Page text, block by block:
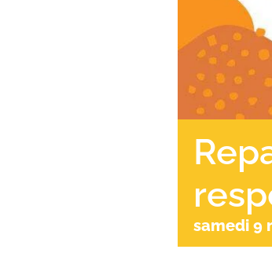
samedi 9